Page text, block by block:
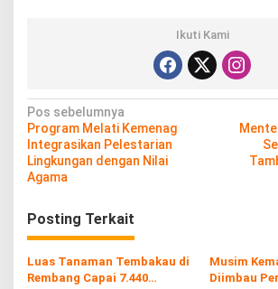
Ikuti Kami
N
a
v
g
a
s
Pos sebelumnya
Program Melati Kemenag
Integrasikan Pelestarian
Lingkungan dengan Nilai
Agama
Posting Terkait
Luas Tanaman Tembakau di
Rembang Capai 7.440
Musim
Diimbau